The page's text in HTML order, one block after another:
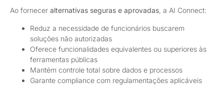
Ao fornecer alternativas seguras e aprovadas, a AI Connect:
Reduz a necessidade de funcionários buscarem
soluções não autorizadas
Oferece funcionalidades equivalentes ou superiores às
ferramentas públicas
Mantém controle total sobre dados e processos
Garante compliance com regulamentações aplicáveis